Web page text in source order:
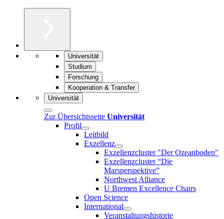
Universität
Studium
Forschung
Kooperation & Transfer
Universität
Zur Übersichtsseite Universität
Profil
Leitbild
Exzellenz
Exzellenzcluster "Der Ozeanboden"
Exzellenzcluster “Die
Marsperspektive”
Northwest Alliance
U Bremen Excellence Chairs
Open Science
International
Veranstaltungshistorie